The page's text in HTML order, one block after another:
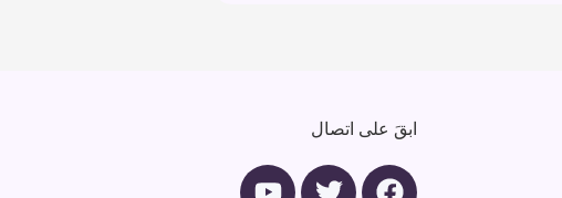
ابقَ على اتصال